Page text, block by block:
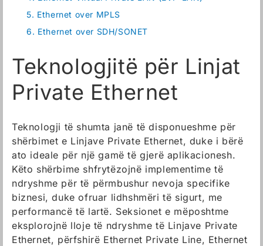
5. Ethernet over MPLS
6. Ethernet over SDH/SONET
Teknologjitë për Linjat
Private Ethernet
Teknologji të shumta janë të disponueshme për
shërbimet e Linjave Private Ethernet, duke i bërë
ato ideale për një gamë të gjerë aplikacionesh.
Këto shërbime shfrytëzojnë implementime të
ndryshme për të përmbushur nevoja specifike
biznesi, duke ofruar lidhshmëri të sigurt, me
performancë të lartë. Seksionet e mëposhtme
eksplorojnë lloje të ndryshme të Linjave Private
Ethernet, përfshirë Ethernet Private Line, Ethernet